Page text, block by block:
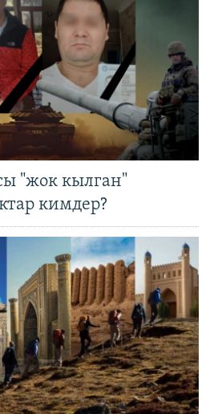
"жок кылган"
кимдер?